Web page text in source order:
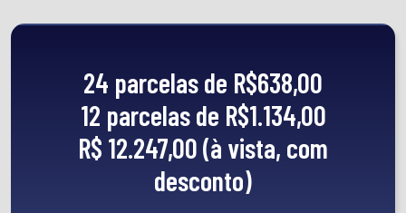
24 parcelas de R$638,00
12 parcelas de R$1.134,00
R$ 12.247,00 (à vista, com
desconto)